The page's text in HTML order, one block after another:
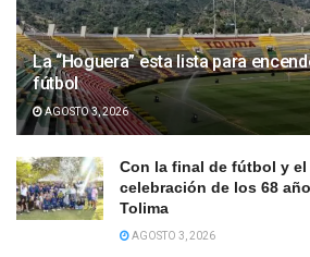
La “Hoguera” esta lista para
fútbol
AGOSTO 3, 2026
Con la final de fútbol y
celebración de los 68
Tolima
AGOSTO 3, 2026